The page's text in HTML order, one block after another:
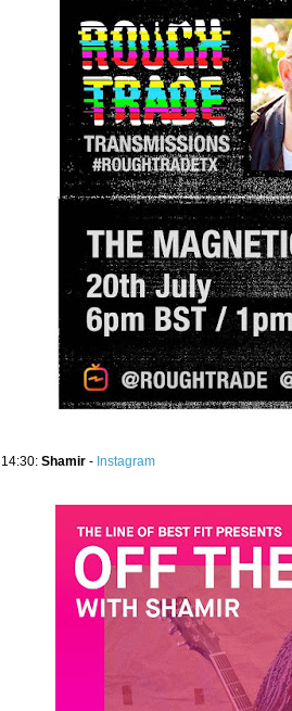
14:30: Shamir - Instagram